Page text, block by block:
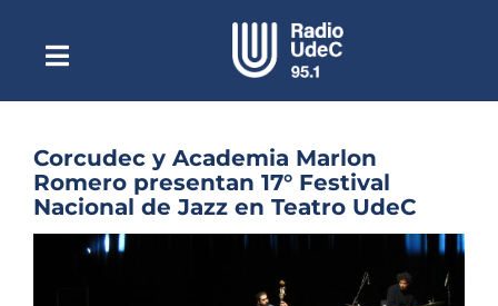
contenidoToggle
NavigationEscuchar Radio UdeC en vivo
Quiénes Somos
Programación
Podcast
Noticias
Corcudec y Academia Marlon
Romero presentan 17° Festival
Nacional de Jazz en Teatro UdeC